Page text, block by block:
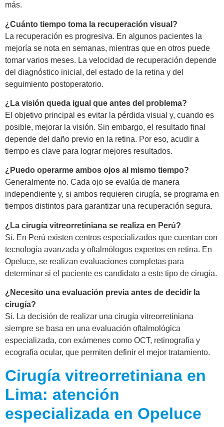
más.
¿Cuánto tiempo toma la recuperación visual?
La recuperación es progresiva. En algunos pacientes la
mejoría se nota en semanas, mientras que en otros puede
tomar varios meses. La velocidad de recuperación depende
del diagnóstico inicial, del estado de la retina y del
seguimiento postoperatorio.
¿La visión queda igual que antes del problema?
El objetivo principal es evitar la pérdida visual y, cuando es
posible, mejorar la visión. Sin embargo, el resultado final
depende del daño previo en la retina. Por eso, acudir a
tiempo es clave para lograr mejores resultados.
¿Puedo operarme ambos ojos al mismo tiempo?
Generalmente no. Cada ojo se evalúa de manera
independiente y, si ambos requieren cirugía, se programa en
tiempos distintos para garantizar una recuperación segura.
¿La cirugía vitreorretiniana se realiza en Perú?
Sí. En Perú existen centros especializados que cuentan con
tecnología avanzada y oftalmólogos expertos en retina. En
Opeluce, se realizan evaluaciones completas para
determinar si el paciente es candidato a este tipo de cirugía.
¿Necesito una evaluación previa antes de decidir la
cirugía?
Sí. La decisión de realizar una cirugía vitreorretiniana
siempre se basa en una evaluación oftalmológica
especializada, con exámenes como OCT, retinografía y
ecografía ocular, que permiten definir el mejor tratamiento.
Cirugía vitreorretiniana en
Lima: atención
especializada en Opeluce